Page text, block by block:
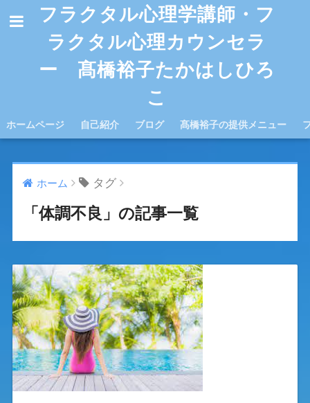
フラクタル心理学講師・フ
ラクタル心理カウンセラ
ー 髙橋裕子たかはしひろ
こ
ホームページ 自己紹介 ブログ 髙橋裕子の提供メニュー
ホーム タグ
「体調不良」の記事一覧